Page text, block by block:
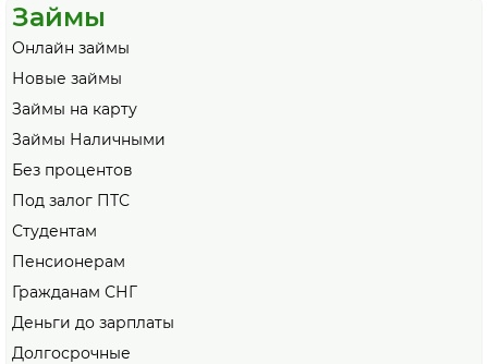
Займы
Онлайн займы
Новые займы
Займы на карту
Займы Наличными
Без процентов
Под залог ПТС
Студентам
Пенсионерам
Гражданам СНГ
Деньги до зарплаты
Долгосрочные